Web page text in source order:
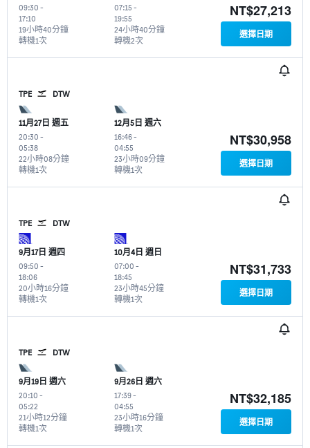
09:30 -
17:10
轉機1次
19小時40分鐘
07:15 -
19:55
轉機2次
24小時40分鐘
NT$27,213
選擇日期
TPE DTW
11月27日 週五
20:30 -
05:38
轉機1次
22小時08分鐘
12月5日 週六
16:46-
04:55
轉機1次
23小時09分鐘
NT$30,958
選擇日期
TPE DTW
9月17日 週四
09:50 -
18:06
轉機1次
20小時16分鐘
10月4日 週日
07:00 -
18:45
轉機1次
23小時45分鐘
NT$31,733
選擇日期
TPE DTW
9月19日 週六
20:10 -
05:22
轉機1次
21小時12分鐘
9月26日 週六
17:39-
04:55
轉機1次
23小時16分鐘
NT$32,185
選擇日期